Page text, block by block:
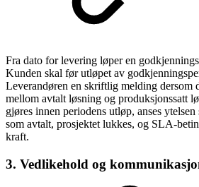
Fra dato for levering løper en
Kunden skal før utløpet av
Leverandøren en skriftlig melding dersom
mellom avtalt løsning og produksjonssatt
gjøres innen periodens utløp, anses
som avtalt, prosjektet lukkes, og SLA-
kraft.
3. Vedlikehold og